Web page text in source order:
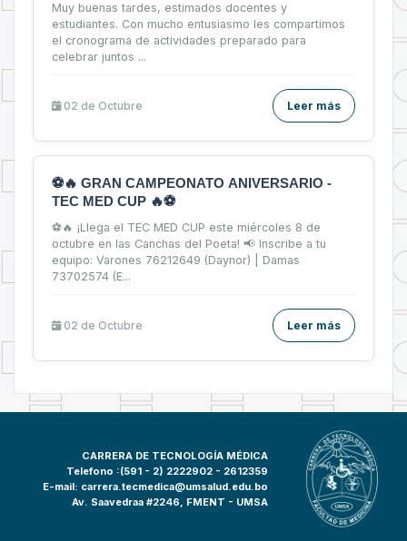
Muy buenas tardes, estimados docentes y
estudiantes. Con mucho entusiasmo les compartimos
el cronograma de actividades preparado para
celebrar juntos ...
02 de Octubre Leer más
⚽🔥 GRAN CAMPEONATO ANIVERSARIO -
TEC MED CUP 🔥⚽
⚽🔥 ¡Llega el TEC MED CUP este miércoles 8 de
octubre en las Canchas del Poeta! 📢 Inscribe a tu
equipo: Varones 76212649 (Daynor) | Damas
73702574 (E...
02 de Octubre Leer más
CARRERA DE TECNOLOGÍA MÉDICA
Telefono :(591 - 2) 2222902 - 2612359
E-mail: carrera.tecmedica@umsalud.edu.bo
Av. Saavedraa #2246, FMENT - UMSA